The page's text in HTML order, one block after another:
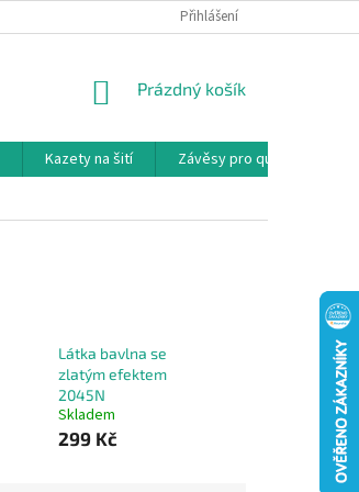
REKLAMAČNÍ PODMÍNKY
Přihlášení
NÁKUPNÍ
Prázdný košík
Kazety na šití Závěsy pro quilty
Látka bavlna se
zlatým efektem
2045N
Skladem
299 Kč